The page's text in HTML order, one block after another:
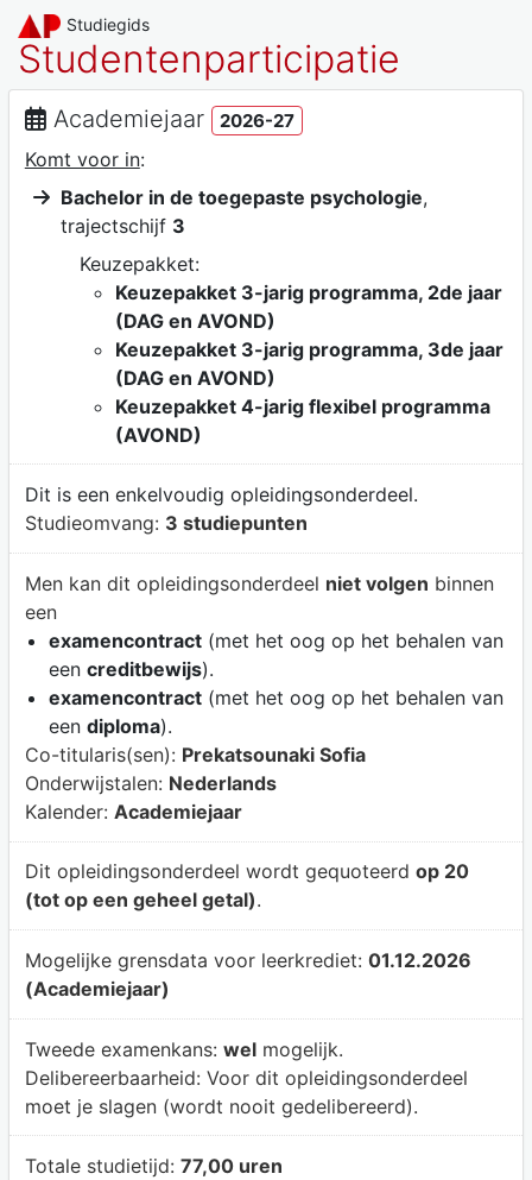
Studiegids
Studentenparticipatie
Academiejaar 2026-27
Komt voor in:
Bachelor in de toegepaste psychologie,
trajectschijf 3
Keuzepakket:
Keuzepakket 3-jarig programma, 2de jaar
(DAG en AVOND)
Keuzepakket 3-jarig programma, 3de jaar
(DAG en AVOND)
Keuzepakket 4-jarig flexibel programma
(AVOND)
Dit is een enkelvoudig opleidingsonderdeel.
Studieomvang: 3 studiepunten
Men kan dit opleidingsonderdeel niet volgen binnen
een
examencontract(met het oog op het behalen van
een creditbewijs).
examencontract(met het oog op het behalen van
een diploma).
Co-titularis(sen): Prekatsounaki Sofia
Onderwijstalen: Nederlands
Kalender: Academiejaar
Dit opleidingsonderdeel wordt gequoteerd op 20
(tot op een geheel getal).
Mogelijke grensdata voor leerkrediet: 01.12.2026
(Academiejaar)
Tweede examenkans: welmogelijk.
Delibereerbaarheid: Voor dit opleidingsonderdeel
moet je slagen (wordt nooit gedelibereerd).
Totale studietijd: 77,00 uren